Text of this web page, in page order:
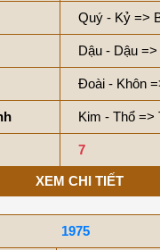
Quý - Kỷ =>
Dậu - Dậu
Đoài - Khôn
Kim - Thổ =>
7
XEM CHI TIẾT
1975